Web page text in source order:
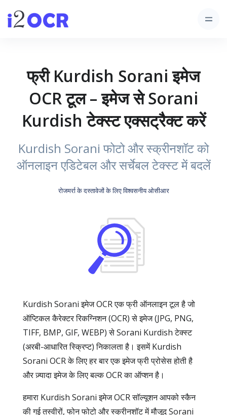
फ्री Kurdish Sorani इमेज
OCR टूल – इमेज से Sorani
Kurdish टेक्स्ट एक्सट्रैक्ट करें
Kurdish Sorani फोटो और स्क्रीनशॉट को
ऑनलाइन एडिटेबल और सर्चेबल टेक्स्ट में बदलें
रोजमर्रा के दस्तावेजों के लिए विश्वसनीय ओसीआर
Kurdish Sorani इमेज OCR एक फ्री ऑनलाइन टूल है जो
ऑप्टिकल कैरेक्टर रिकग्निशन (OCR) से इमेज (JPG, PNG,
TIFF, BMP, GIF, WEBP) से Sorani Kurdish टेक्स्ट
(अरबी-आधारित स्क्रिप्ट) निकालता है। इसमें Kurdish
Sorani OCR के लिए हर बार एक इमेज फ्री प्रोसेस होती है
और ज़्यादा इमेज के लिए बल्क OCR का ऑप्शन है।
हमारा Kurdish Sorani इमेज OCR सॉल्यूशन आपको स्कैन
की गई तस्वीरों, फोन फोटो और स्क्रीनशॉट में मौजूद Sorani